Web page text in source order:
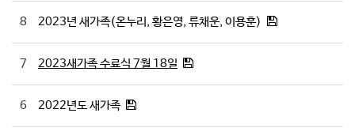
8 2023년 새가족(온누리, 황은영, 류채운, 이용훈)
7 2023새가족 수료식 7월 18일
6 2022년도 새가족